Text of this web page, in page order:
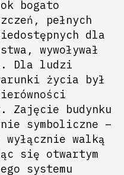
bogato
pełnych
dla
wywoływał
Dla ludzi
życia był
Zajęcie budynku
symboliczne –
walką
się otwartym
systemu